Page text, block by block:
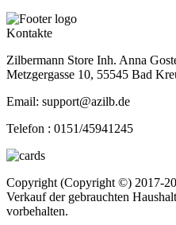
Kontakte
Zilbermann Store Inh. Anna
Metzgergasse 10, 55545 Bad
Email: support@azilb.de
Telefon : 0151/45941245
Copyright (Copyright ©) 2017-
Verkauf der gebrauchten
vorbehalten.